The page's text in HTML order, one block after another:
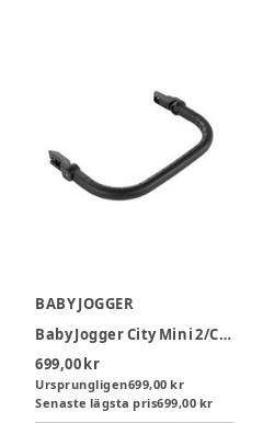
BABY JOGGER
Baby Jogger City Mini 2/City Mini Gt 2 Singel Bygel
699,00 kr
Ursprungligen699,00 kr
Senaste lägsta pris699,00 kr